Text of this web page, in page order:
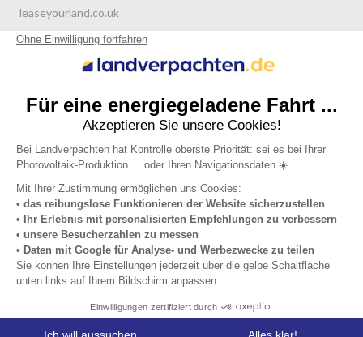
leaseyourland.co.uk
terraren.com
grondverpachten.nl
Datenschutzrichtlinie
Allgemeine Nutzungsbedingungen
Impressum
Über uns